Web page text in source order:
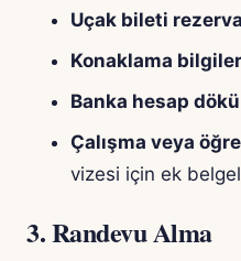
Uçak bileti
Konaklama
Banka hesap
Çalışma veya
vizesi için ek
3. Randevu Alma